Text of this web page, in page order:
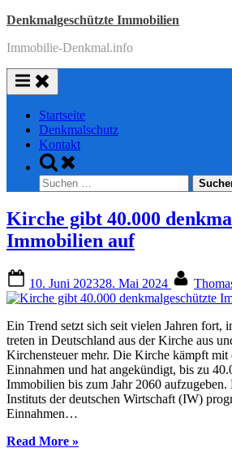
Skip
content
Denkmalgeschützte Immobilien
Immobilie-Denkmal.info
Startseite
Denkmalschutz
Kontakt
Toggle
search
form
Suchen
nach:
Kirche gibt 40.000
Immobilien auf
on
10. Juni 202328. Mai 2024
Ein Trend setzt sich seit vielen Jahren fort,
treten in Deutschland aus der Kirche aus
Kirchensteuer mehr. Die Kirche kämpft mit
Einnahmen und hat angekündigt, bis zu
Immobilien bis zum Jahr 2060 aufzugeben.
Instituts der deutschen Wirtschaft (IW)
Einnahmen…
Read More“Kirche
»